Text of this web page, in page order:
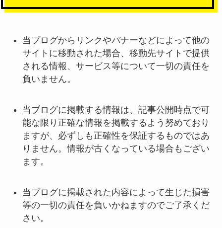
当ブログからリンクやバナーなどによって他の
サイトに移動された場合、移動先サイトで提供
される情報、サービス等について一切の責任を
負いません。
当ブログに掲載する情報は、記事公開時点で可
能な限り正確な情報を掲載するよう努めており
ますが、必ずしも正確性を保証するものではあ
りません。情報が古くなっている場合もござい
ます。
当ブログに掲載された内容によって生じた損害
等の一切の責任を負いかねますのでご了承くだ
さい。